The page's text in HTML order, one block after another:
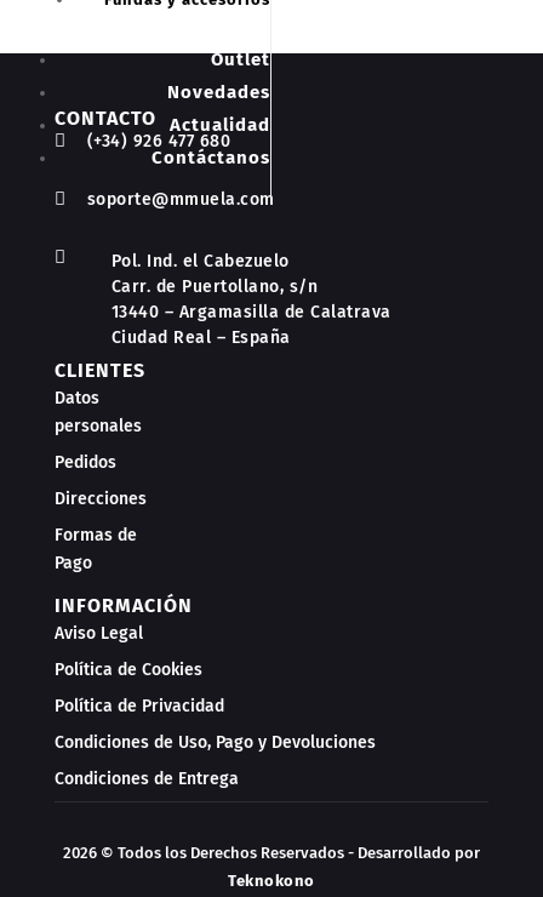
Outlet
Novedades
Actualidad
Contáctanos
CONTACTO
 (+34) 926 477 680
 soporte@mmuela.com

Pol. Ind. el Cabezuelo
Carr. de Puertollano, s/n
13440 – Argamasilla de Calatrava
Ciudad Real – España
CLIENTES
Datos
personales
Pedidos
Direcciones
Formas de
Pago
INFORMACIÓN
Aviso Legal
Política de Cookies
Política de Privacidad
Condiciones de Uso, Pago y Devoluciones
Condiciones de Entrega
2026 © Todos los Derechos Reservados - Desarrollado por
Teknokono